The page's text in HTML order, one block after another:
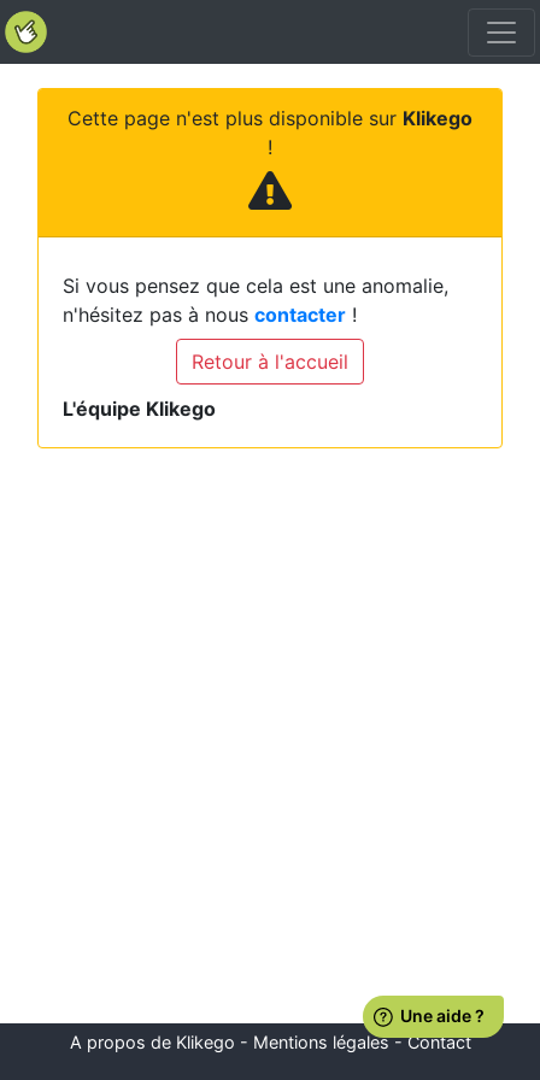
Cette page n'est plus disponible sur Klikego
!
Si vous pensez que cela est une anomalie,
n'hésitez pas à nous contacter !
Retour à l'accueil
L'équipe Klikego
A propos de Klikego - Mentions légales-Contact